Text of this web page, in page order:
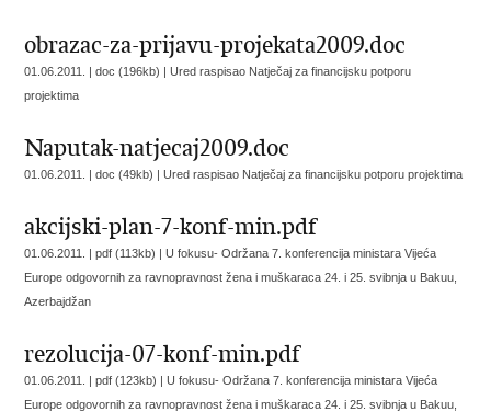
obrazac-za-prijavu-projekata2009.doc
01.06.2011. | doc (196kb) |Ured raspisao Natječaj za financijsku potporu
projektima
Naputak-natjecaj2009.doc
01.06.2011. | doc (49kb) |Ured raspisao Natječaj za financijsku potporu projektima
akcijski-plan-7-konf-min.pdf
01.06.2011. | pdf (113kb) |U fokusu- Održana 7. konferencija ministara Vijeća
Europe odgovornih za ravnopravnost žena i muškaraca 24. i 25. svibnja u Bakuu,
Azerbajdžan
rezolucija-07-konf-min.pdf
01.06.2011. | pdf (123kb) |U fokusu- Održana 7. konferencija ministara Vijeća
Europe odgovornih za ravnopravnost žena i muškaraca 24. i 25. svibnja u Bakuu,